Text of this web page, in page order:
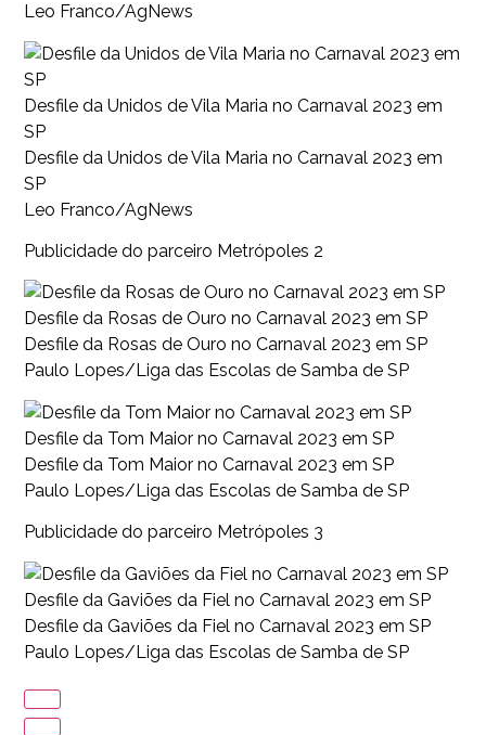
Leo Franco/AgNews
Desfile da Unidos de Vila Maria no Carnaval 2023 em
SP
Desfile da Unidos de Vila Maria no Carnaval 2023 em
SP
Leo Franco/AgNews
Publicidade do parceiro Metrópoles 2
Desfile da Rosas de Ouro no Carnaval 2023 em SP
Desfile da Rosas de Ouro no Carnaval 2023 em SP
Paulo Lopes/Liga das Escolas de Samba de SP
Desfile da Tom Maior no Carnaval 2023 em SP
Desfile da Tom Maior no Carnaval 2023 em SP
Paulo Lopes/Liga das Escolas de Samba de SP
Publicidade do parceiro Metrópoles 3
Desfile da Gaviões da Fiel no Carnaval 2023 em SP
Desfile da Gaviões da Fiel no Carnaval 2023 em SP
Paulo Lopes/Liga das Escolas de Samba de SP